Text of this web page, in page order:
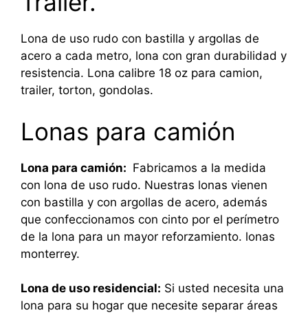
Lona de uso rudo con bastilla y argollas de
acero a cada metro, lona con gran durabilidad y
resistencia. Lona calibre 18 oz para camion,
trailer, torton, gondolas.
Lonas para camión
Lona para camión: Fabricamos a la medida
con lona de uso rudo. Nuestras lonas vienen
con bastilla y con argollas de acero, además
que confeccionamos con cinto por el perímetro
de la lona para un mayor reforzamiento. lonas
monterrey.
Lona de uso residencial: Si usted necesita una
lona para su hogar que necesite separar áreas